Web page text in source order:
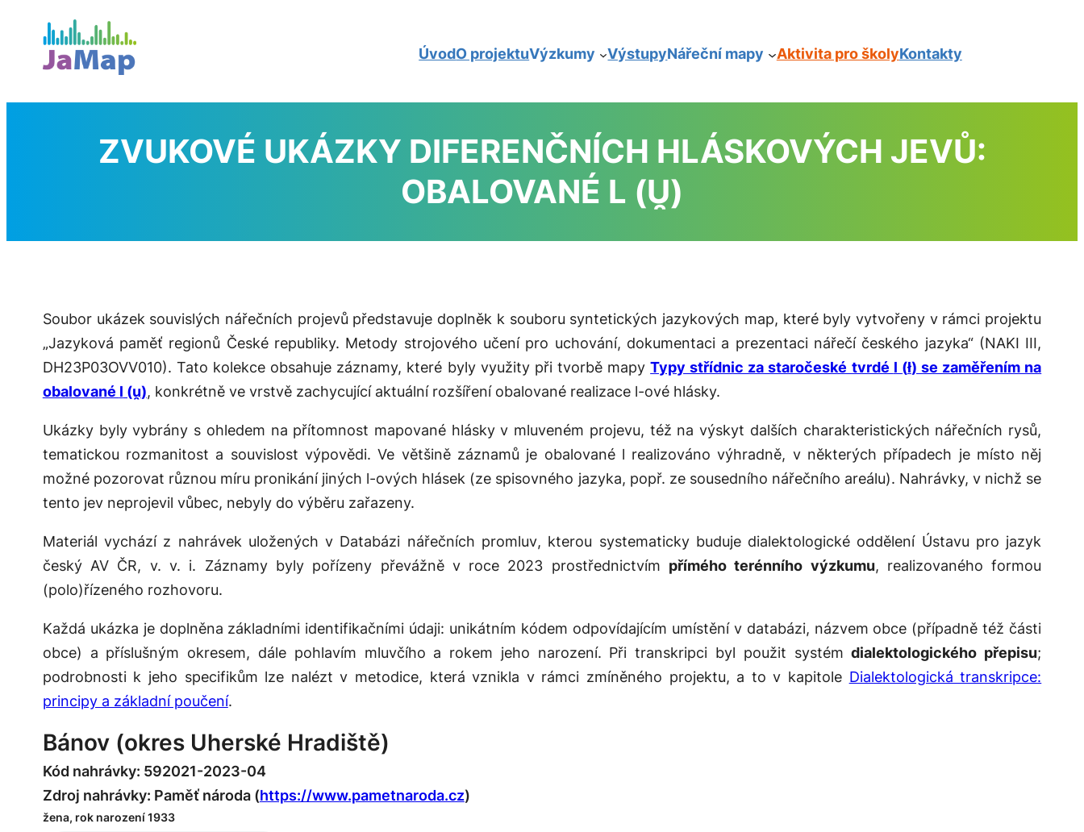
obsah
ÚvodO projektuVýzkumy VýstupyNářeční mapy Aktivita pro školyKontakty
ZVUKOVÉ UKÁZKY DIFERENČNÍCH HLÁSKOVÝCH JEVŮ:
OBALOVANÉ L (U̯)
Soubor ukázek souvislých nářečních projevů představuje doplněk k souboru syntetických jazykových map, které byly vytvořeny v rámci projektu
„Jazyková paměť regionů České republiky. Metody strojového učení pro uchování, dokumentaci a prezentaci nářečí českého jazyka“ (NAKI III,
DH23P03OVV010). Tato kolekce obsahuje záznamy, které byly využity při tvorbě mapyTypy střídnic za staročeské tvrdé l (ł) se zaměřením na
obalované l (u̯), konkrétně ve vrstvě zachycující aktuální rozšíření obalované realizace l-ové hlásky.
Ukázky byly vybrány s ohledem na přítomnost mapované hlásky v mluveném projevu, též na výskyt dalších charakteristických nářečních rysů,
tematickou rozmanitost a souvislost výpovědi. Ve většině záznamů je obalované l realizováno výhradně, v některých případech je místo něj
možné pozorovat různou míru pronikání jiných l-ových hlásek (ze spisovného jazyka, popř. ze sousedního nářečního areálu). Nahrávky, v nichž se
tento jev neprojevil vůbec, nebyly do výběru zařazeny.
Materiál vychází z nahrávek uložených v Databázi nářečních promluv, kterou systematicky buduje dialektologické oddělení Ústavu pro jazyk
český AV ČR, v. v. i. Záznamy byly pořízeny převážně v roce 2023 prostřednictvím přímého terénního výzkumu, realizovaného formou
(polo)řízeného rozhovoru.
Každá ukázka je doplněna základními identifikačními údaji: unikátním kódem odpovídajícím umístění v databázi, názvem obce (případně též části
obce) a příslušným okresem, dále pohlavím mluvčího a rokem jeho narození. Při transkripci byl použit systémdialektologického přepisu;
podrobnosti k jeho specifikům lze nalézt v metodice, která vznikla v rámci zmíněného projektu, a to v kapitole Dialektologická transkripce:
principy a základní poučení.
Bánov (okres Uherské Hradiště)
Kód nahrávky: 592021-2023-04
Zdroj nahrávky: Paměť národa (https://www.pametnaroda.cz)
žena, rok narození 1933